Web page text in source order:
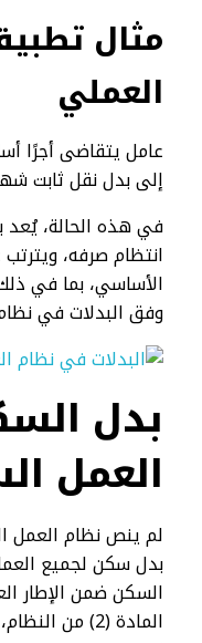
مثال
العملي
إلى بدل نقل ثابت شهريًا
في هذه الحالة، يُعد
انتظام صرفه، ويترتب
الأساسي، بما في
وفق البدلات في
بدل
العمل
لم ينص نظام العمل
بدل سكن لجميع
السكن ضمن الإطار
المادة (2) من